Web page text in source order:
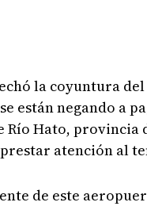
la coyuntura
están negando a
Río Hato, provincia
atención al
de este